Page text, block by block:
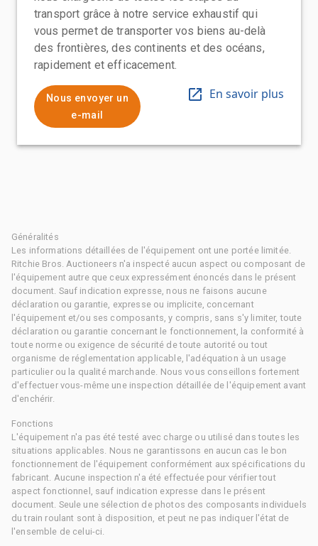
transport grâce à notre service exhaustif qui
vous permet de transporter vos biens au-delà
des frontières, des continents et des océans,
rapidement et efficacement.
Nous envoyer un
e-mail
En savoir plus
Généralités
Les informations détaillées de l'équipement ont une portée limitée.
Ritchie Bros. Auctioneers n'a inspecté aucun aspect ou composant de
l'équipement autre que ceux expressément énoncés dans le présent
document. Sauf indication expresse, nous ne faisons aucune
déclaration ou garantie, expresse ou implicite, concernant
l'équipement et/ou ses composants, y compris, sans s'y limiter, toute
déclaration ou garantie concernant le fonctionnement, la conformité à
toute norme ou exigence de sécurité de toute autorité ou tout
organisme de réglementation applicable, l'adéquation à un usage
particulier ou la qualité marchande. Nous vous conseillons fortement
d'effectuer vous-même une inspection détaillée de l'équipement avant
d'enchérir.
Fonctions
L'équipement n'a pas été testé avec charge ou utilisé dans toutes les
situations applicables. Nous ne garantissons en aucun cas le bon
fonctionnement de l'équipement conformément aux spécifications du
fabricant. Aucune inspection n'a été effectuée pour vérifier tout
aspect fonctionnel, sauf indication expresse dans le présent
document. Seule une sélection de photos des composants individuels
du train roulant sont à disposition, et peut ne pas indiquer l'état de
l'ensemble de celui-ci.